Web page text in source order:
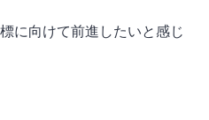
に向けて前進したいと感じ